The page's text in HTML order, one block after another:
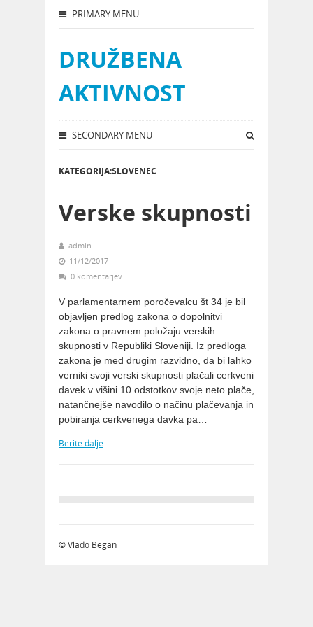
PRIMARY MENU
DRUŽBENA
AKTIVNOST
SECONDARY MENU
KATEGORIJA:SLOVENEC
Verske skupnosti
admin
11/12/2017
0 komentarjev
V parlamentarnem poročevalcu št 34 je bil
objavljen predlog zakona o dopolnitvi
zakona o pravnem položaju verskih
skupnosti v Republiki Sloveniji. Iz predloga
zakona je med drugim razvidno, da bi lahko
verniki svoji verski skupnosti plačali cerkveni
davek v višini 10 odstotkov svoje neto plače,
natančnejše navodilo o načinu plačevanja in
pobiranja cerkvenega davka pa…
Berite dalje
© Vlado Began